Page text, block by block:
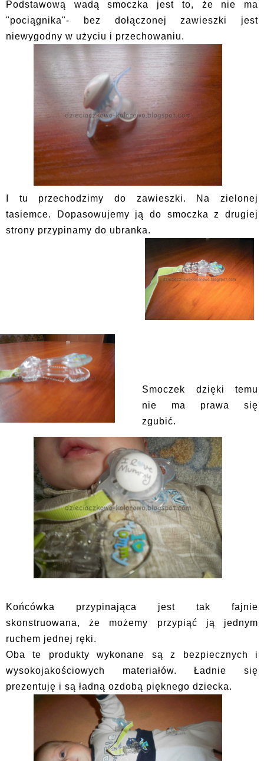
Podstawową wadą smoczka jest to, że nie ma
"pociągnika"- bez dołączonej zawieszki jest
niewygodny w użyciu i przechowaniu.
I tu przechodzimy do zawieszki. Na zielonej
tasiemce. Dopasowujemy ją do smoczka z drugiej
strony przypinamy do ubranka.
Smoczek dzięki temu
nie ma prawa się
zgubić.
Końcówka przypinająca jest tak fajnie
skonstruowana, że możemy przypiąć ją jednym
ruchem jednej ręki.
Oba te produkty wykonane są z bezpiecznych i
wysokojakościowych materiałów. Ładnie się
prezentuję i są ładną ozdobą pięknego dziecka.